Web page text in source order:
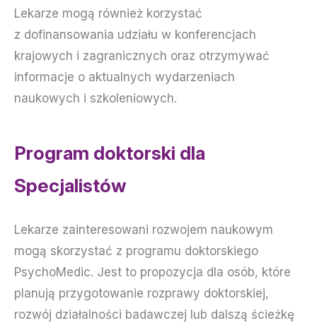
Lekarze mogą również korzystać
z dofinansowania udziału w konferencjach
krajowych i zagranicznych oraz otrzymywać
informacje o aktualnych wydarzeniach
naukowych i szkoleniowych.
Program doktorski dla
Specjalistów
Lekarze zainteresowani rozwojem naukowym
mogą skorzystać z programu doktorskiego
PsychoMedic. Jest to propozycja dla osób, które
planują przygotowanie rozprawy doktorskiej,
rozwój działalności badawczej lub dalszą ścieżkę